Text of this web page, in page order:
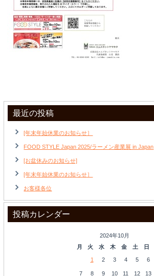
最近の投稿
[年末年始休業のお知らせ］
FOOD STYLE Japan 2025/ラーメン産業展 in Japan
[お盆休みのお知らせ]
[年末年始休業のお知らせ］
お客様各位
投稿カレンダー
2024年10月
月
火 水 木 金 土 日
1 2 3 4 5 6
7 8 9 10 11 12 13